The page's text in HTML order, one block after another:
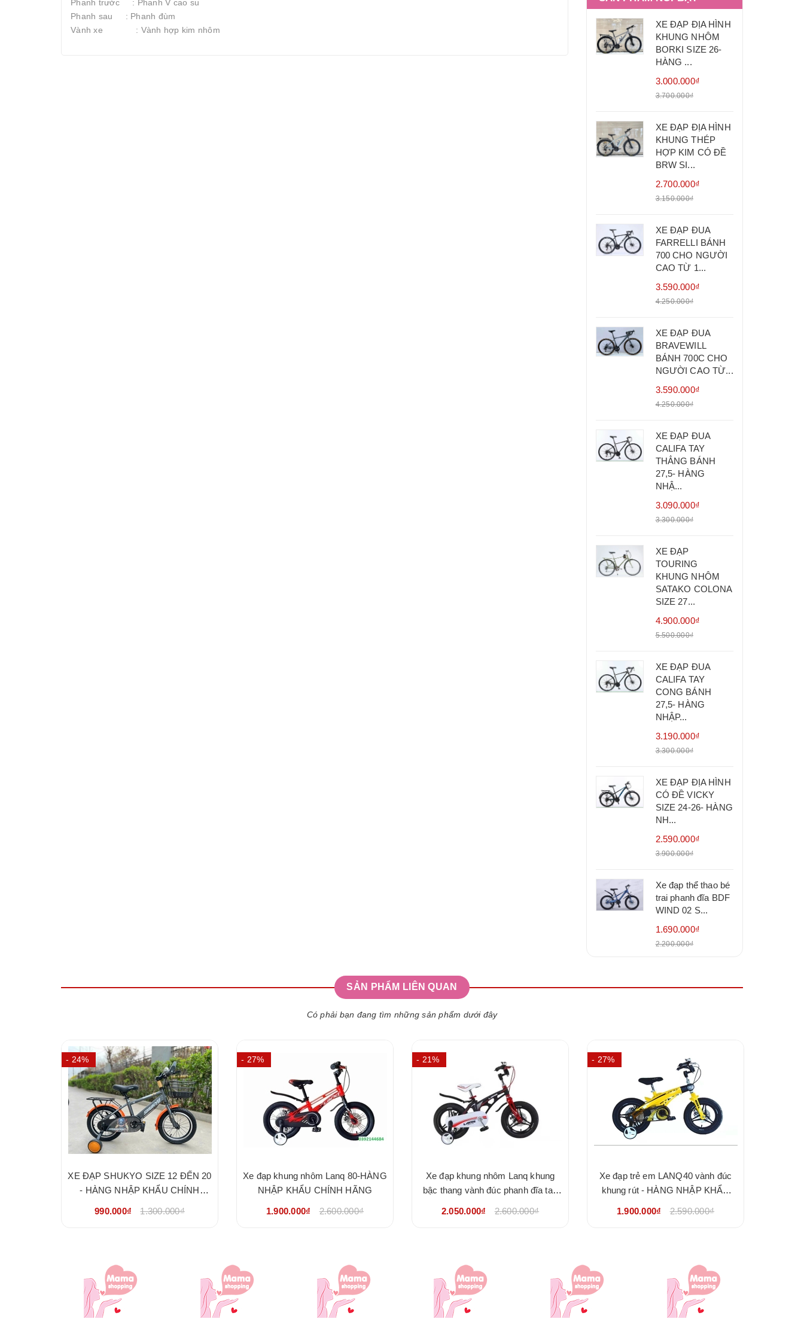
Phanh trước : Phanh V cao su
Phanh sau : Phanh đùm
Vành xe : Vành hợp kim nhôm
XE ĐẠP ĐỊA HÌNH
KHUNG NHÔM
BORKI SIZE 26-
HÀNG ...
3.000.000₫
3.700.000₫
XE ĐẠP ĐỊA HÌNH
KHUNG THÉP
HỢP KIM CÓ ĐỀ
BRW SI...
2.700.000₫
3.150.000₫
XE ĐẠP ĐUA
FARRELLI BÁNH
700 CHO NGƯỜI
CAO TỪ 1...
3.590.000₫
4.250.000₫
XE ĐẠP ĐUA
BRAVEWILL
BÁNH 700C CHO
NGƯỜI CAO TỪ...
3.590.000₫
4.250.000₫
XE ĐẠP ĐUA
CALIFA TAY
THẲNG BÁNH
27,5- HÀNG
NHẬ...
3.090.000₫
3.300.000₫
XE ĐẠP
TOURING
KHUNG NHÔM
SATAKO COLONA
SIZE 27...
4.900.000₫
5.500.000₫
XE ĐẠP ĐUA
CALIFA TAY
CONG BÁNH
27,5- HÀNG
NHẬP...
3.190.000₫
3.300.000₫
XE ĐẠP ĐỊA HÌNH
CÓ ĐỀ VICKY
SIZE 24-26- HÀNG
NH...
2.590.000₫
3.900.000₫
Xe đạp thể thao bé
trai phanh đĩa BDF
WIND 02 S...
1.690.000₫
2.200.000₫
SẢN PHẨM LIÊN QUAN
Có phải bạn đang tìm những sản phẩm dưới đây
- 24%
XE ĐẠP SHUKYO SIZE 12 ĐẾN 20
- HÀNG NHẬP KHẨU CHÍNH
990.000₫ 1.300.000₫
- 27%
Xe đạp khung nhôm Lanq 80-HÀNG
NHẬP KHẨU CHÍNH HÃNG
1.900.000₫ 2.600.000₫
- 21%
Xe đạp khung nhôm Lanq khung
bậc thang vành đúc phanh đĩa tay
2.050.000₫ 2.600.000₫
- 27%
Xe đạp trẻ em LANQ40 vành đúc
khung rút - HÀNG NHẬP KHẨU
1.900.000₫ 2.590.000₫